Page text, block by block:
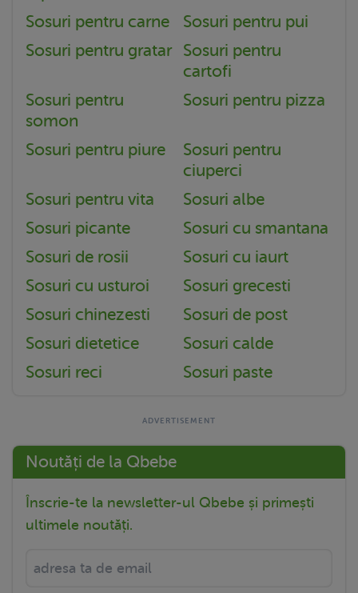
Sosuri pentru carne
Sosuri pentru pui
Sosuri pentru gratar
Sosuri pentru
cartofi
Sosuri pentru
somon
Sosuri pentru pizza
Sosuri pentru piure
Sosuri pentru
ciuperci
Sosuri pentru vita
Sosuri albe
Sosuri picante
Sosuri cu smantana
Sosuri de rosii
Sosuri cu iaurt
Sosuri cu usturoi
Sosuri grecesti
Sosuri chinezesti
Sosuri de post
Sosuri dietetice
Sosuri calde
Sosuri reci
Sosuri paste
Noutăți de la Qbebe
Înscrie-te la newsletter-ul Qbebe și primești
ultimele noutăți.